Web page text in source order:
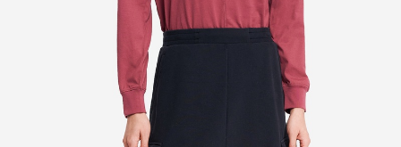
【最大50%OFF】FINAL SALEがスタート！
ログイン/会員登録で送料＆返品無料
AIGLE CLUB ポイントサービス終了のお知らせ